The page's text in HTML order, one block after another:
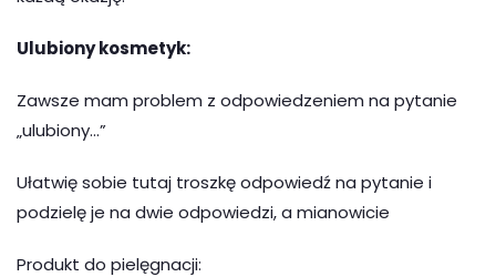
Ulubiony kosmetyk:
Zawsze mam problem z odpowiedzeniem na pytanie
„ulubiony…”
Ułatwię sobie tutaj troszkę odpowiedź na pytanie i
podzielę je na dwie odpowiedzi, a mianowicie
Produkt do pielęgnacji: